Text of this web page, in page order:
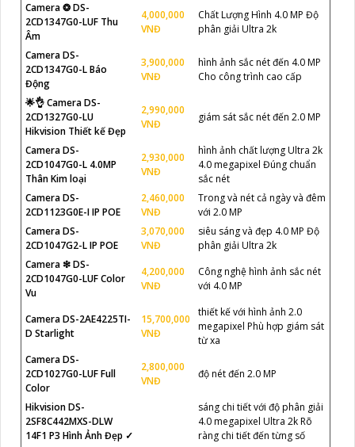
Camera ❂ DS-
2CD1347G0-LUF Thu
Âm
4,000,000
VNĐ
Chất Lượng Hình 4.0 MP Độ
phân giải Ultra 2k
Camera DS-
2CD1347G0-L Báo
Động
3,900,000
VNĐ
hình ảnh sắc nét đến 4.0 MP
Cho công trình cao cấp
🌟👌 Camera DS-
2CD1327G0-LU
Hikvision Thiết kế Đẹp
2,990,000
VNĐ
giám sát sắc nét đến 2.0 MP
Camera DS-
2CD1047G0-L 4.0MP
Thân Kim loại
2,930,000
VNĐ
hình ảnh chất lượng Ultra 2k
4.0 megapixel Đúng chuẩn
sắc nét
Camera DS-
2CD1123G0E-I IP POE
2,460,000
VNĐ
Trong và nét cả ngày và đêm
với 2.0 MP
Camera DS-
2CD1047G2-L IP POE
3,070,000
VNĐ
siêu sáng và đẹp 4.0 MP Độ
phân giải Ultra 2k
Camera ❇ DS-
2CD1047G0-LUF Color
Vu
4,200,000
VNĐ
Công nghệ hình ảnh sắc nét
với 4.0 MP
Camera DS-2AE4225TI-
D Starlight
15,700,000
VNĐ
thiết kế với hình ảnh 2.0
megapixel Phù hợp giám sát
từ xa
Camera DS-
2CD1027G0-LUF Full
Color
2,800,000
VNĐ
độ nét đến 2.0 MP
Hikvision DS-
2SF8C442MXS-DLW
14F1 P3 Hình Ảnh Đẹp ✓
sáng chi tiết với độ phân giải
4.0 megapixel Ultra 2k Rõ
ràng chi tiết đến từng số